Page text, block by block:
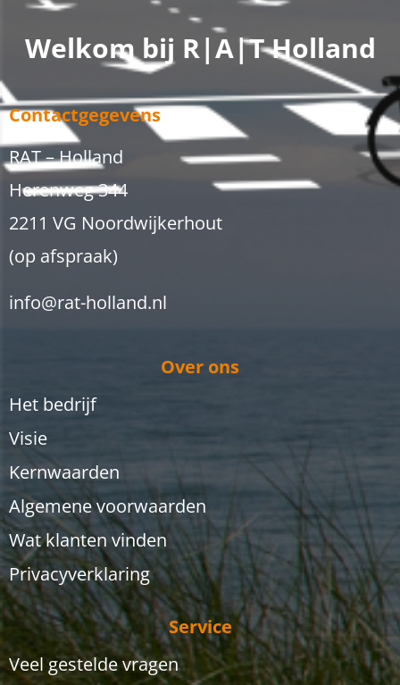
Welkom bij R|A|T Holland
Contactgegevens
RAT – Holland
Herenweg 344
2211 VG Noordwijkerhout
(op afspraak)
info@rat-holland.nl
Over ons
Het bedrijf
Visie
Kernwaarden
Algemene voorwaarden
Wat klanten vinden
Privacyverklaring
Service
Veel gestelde vragen